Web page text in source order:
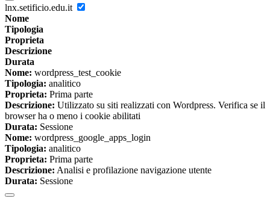
lnx.setificio.edu.it
Nome
Tipologia
Proprieta
Descrizione
Durata
Nome: wordpress_test_cookie
Tipologia: analitico
Proprieta: Prima parte
Descrizione: Utilizzato su siti realizzati con Wordpress. Verifica se il
browser ha o meno i cookie abilitati
Durata: Sessione
Nome: wordpress_google_apps_login
Tipologia: analitico
Proprieta: Prima parte
Descrizione: Analisi e profilazione navigazione utente
Durata: Sessione